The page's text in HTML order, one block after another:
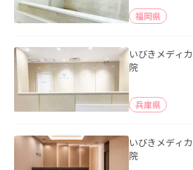
福岡県
いびきメディ
院
兵庫県
いびきメディ
院